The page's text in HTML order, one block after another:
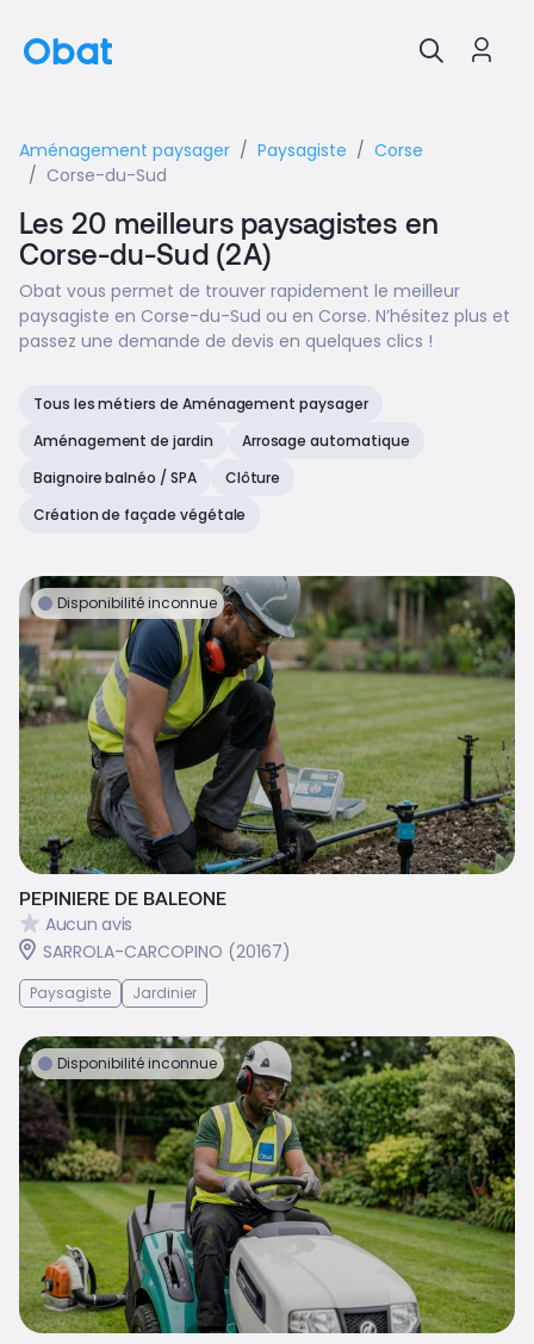
Aménagement paysager Paysagiste
Corse
Corse-du-Sud
Les 20 meilleurs paysagistes en
Corse-du-Sud (2A)
Obat vous permet de trouver rapidement le meilleur
paysagiste en Corse-du-Sud ou en Corse. N’hésitez plus et
passez une demande de devis en quelques clics !
Tous les métiers de Aménagement paysager
Aménagement de jardin
Arrosage automatique
Baignoire balnéo / SPA
Clôture
Création de façade végétale
Disponibilité inconnue
PEPINIERE DE BALEONE
Aucun avis
SARROLA-CARCOPINO (20167)
Paysagiste Jardinier
Disponibilité inconnue